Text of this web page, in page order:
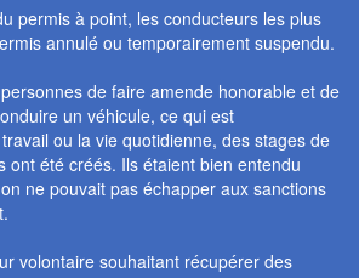
permis à point, les conducteurs les plus
annulé ou temporairement suspendu.
de faire amende honorable et de
un véhicule, ce qui est
ou la vie quotidienne, des stages de
ont été créés. Ils étaient bien entendu
ne pouvait pas échapper aux sanctions
volontaire souhaitant récupérer des